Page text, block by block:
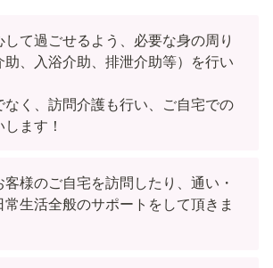
て過ごせるよう、必要な身の周り
、入浴介助、排泄介助等）を行い
く、訪問介護も行い、ご自宅での
ます！
様のご自宅を訪問したり、通い・
生活全般のサポートをして頂きま